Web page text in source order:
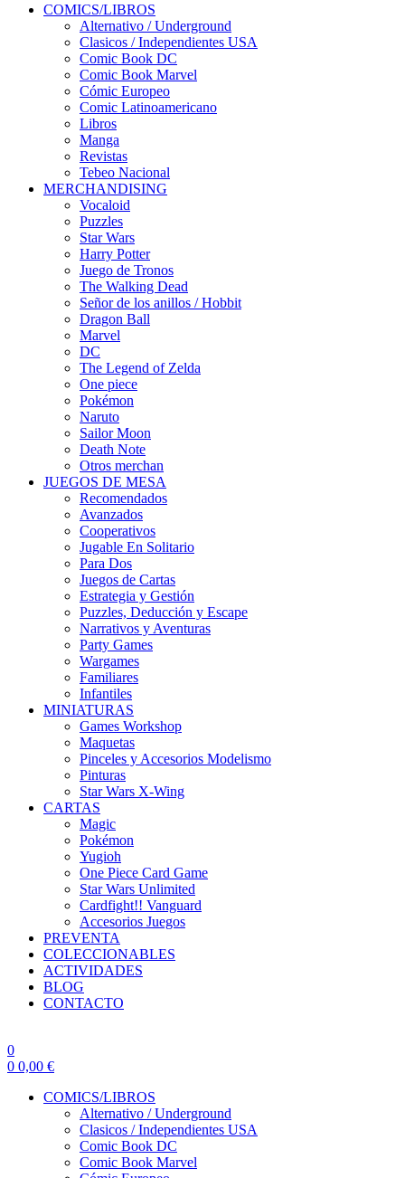
COMICS/LIBROS
Alternativo / Underground
Clasicos / Independientes USA
Comic Book DC
Comic Book Marvel
Cómic Europeo
Comic Latinoamericano
Libros
Manga
Revistas
Tebeo Nacional
MERCHANDISING
Vocaloid
Puzzles
Star Wars
Harry Potter
Juego de Tronos
The Walking Dead
Señor de los anillos / Hobbit
Dragon Ball
Marvel
DC
The Legend of Zelda
One piece
Pokémon
Naruto
Sailor Moon
Death Note
Otros merchan
JUEGOS DE MESA
Recomendados
Avanzados
Cooperativos
Jugable En Solitario
Para Dos
Juegos de Cartas
Estrategia y Gestión
Puzzles, Deducción y Escape
Narrativos y Aventuras
Party Games
Wargames
Familiares
Infantiles
MINIATURAS
Games Workshop
Maquetas
Pinceles y Accesorios Modelismo
Pinturas
Star Wars X-Wing
CARTAS
Magic
Pokémon
Yugioh
One Piece Card Game
Star Wars Unlimited
Cardfight!! Vanguard
Accesorios Juegos
PREVENTA
COLECCIONABLES
ACTIVIDADES
BLOG
CONTACTO
0
0 0,00 €
COMICS/LIBROS
Alternativo / Underground
Clasicos / Independientes USA
Comic Book DC
Comic Book Marvel